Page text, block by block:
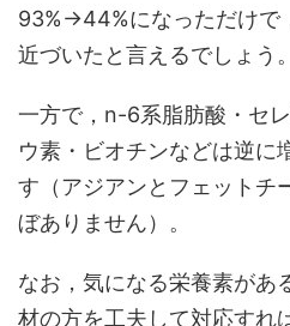
93%→44%になっただけで
近づいたと言えるでしょう。
一方で，n-6系脂肪酸・セ
ウ素・ビオチンなどは逆に
す（アジアンとフェットチ
ぼありません）。
なお，気になる栄養素があ
材の方を工夫して対応すれ